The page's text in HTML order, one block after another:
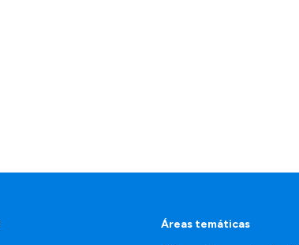
Áreas temáticas